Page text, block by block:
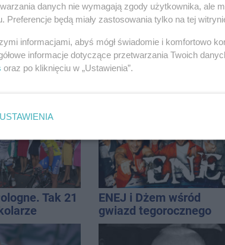
75 tys. zł.
Tragedia przy ul.
Tak 21
z
ENEJ i Dżem wśród
gwiazd tegorocznego
święta miasta
danych nie wymagają zgody użytkownika, ale
Preferencje będą miały zastosowania tylko na tej
informacjami, abyś mógł świadomie i komfortowo
informacje dotyczące przetwarzania Twoich
oraz po kliknięciu w „Ustawienia”.
USTAWIENIA